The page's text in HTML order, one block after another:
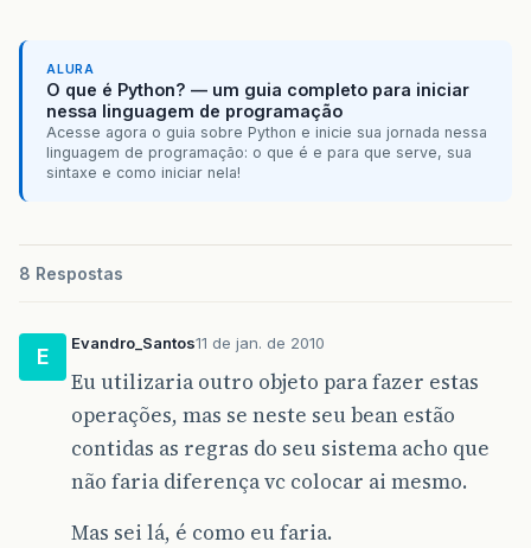
ALURA
O que é Python? — um guia completo para iniciar
nessa linguagem de programação
Acesse agora o guia sobre Python e inicie sua jornada nessa
linguagem de programação: o que é e para que serve, sua
sintaxe e como iniciar nela!
8 Respostas
E
Evandro_Santos11 de jan. de 2010
Eu utilizaria outro objeto para fazer estas
operações, mas se neste seu bean estão
contidas as regras do seu sistema acho que
não faria diferença vc colocar ai mesmo.
Mas sei lá, é como eu faria.